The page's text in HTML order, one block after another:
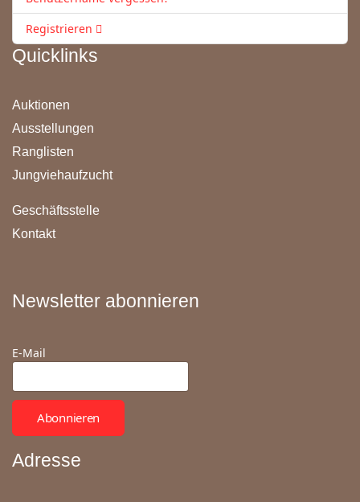
Adresse
Newsletter abonnieren
E-Mail
Abonnieren
Quicklinks
Auktionen
Ausstellungen
Ranglisten
Jungviehaufzucht
Geschäftsstelle
Kontakt
Registrieren